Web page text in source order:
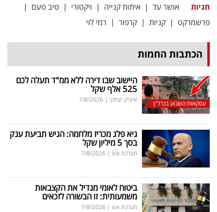
תגיות אושר עד | איתות קנייה | ויקטורי | טיב טעם |
פרשמרקט | קניות | קרפור | רמי לוי
הכתבות החמות
עסקאות השבוע בנדל"ן
היישוב שבו דירה ללא ממ"ד תעלה לכם
525 אלף שקל
איציק יצחקי |
7/8/2026
גיא פלג מכריז מלחמה: הגיש תביעת ענק
בסך 5 מיליון שקל
מערכת ice |
7/8/2026
ביטוח לאומי מגדיל את הקצבאות
משמעותית: זו הבשורה לזכאים
מערכת ice |
7/8/2026